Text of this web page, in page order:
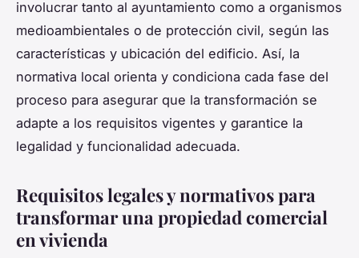
involucrar tanto al ayuntamiento como a organismos
medioambientales o de protección civil, según las
características y ubicación del edificio. Así, la
normativa local orienta y condiciona cada fase del
proceso para asegurar que la transformación se
adapte a los requisitos vigentes y garantice la
legalidad y funcionalidad adecuada.
Requisitos legales y normativos para
transformar una propiedad comercial
en vivienda